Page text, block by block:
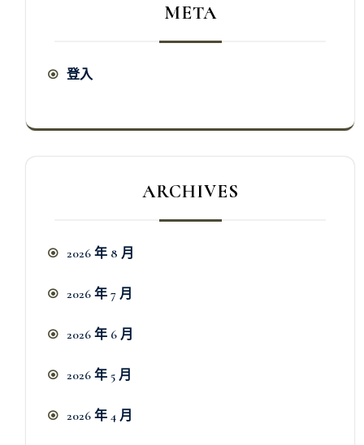
META
登入
ARCHIVES
2026 年 8 月
2026 年 7 月
2026 年 6 月
2026 年 5 月
2026 年 4 月